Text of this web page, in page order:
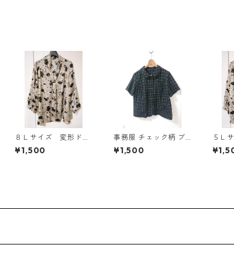
８Ｌサイズ 変形ドッ
ト 花柄 ボウタイブ
ラウス オフホワイ
¥1,500
事務服 チェック柄 ブ
ラウス 3L ブラック ◆
KIY-1298◆
¥1,500
５Ｌ
ト 花
ラウ